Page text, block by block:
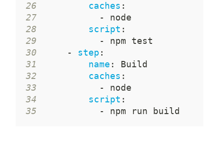
26
caches :
27
-
28
script :
29
-
30
- step :
31
name :
32
caches :
33
-
34
script :
35
- npm run build